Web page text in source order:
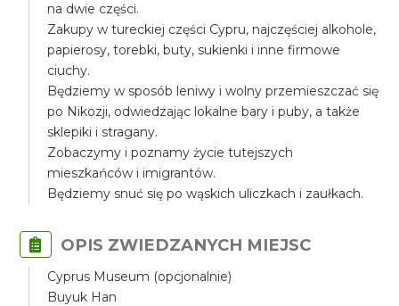
na dwie części.
Zakupy w tureckiej części Cypru, najczęściej alkohole,
papierosy, torebki, buty, sukienki i inne firmowe
ciuchy.
Będziemy w sposób leniwy i wolny przemieszczać się
po Nikozji, odwiedzając lokalne bary i puby, a także
sklepiki i stragany.
Zobaczymy i poznamy życie tutejszych
mieszkańców i imigrantów.
Będziemy snuć się po wąskich uliczkach i zaułkach.
OPIS ZWIEDZANYCH MIEJSC
Cyprus Museum (opcjonalnie)
Buyuk Han